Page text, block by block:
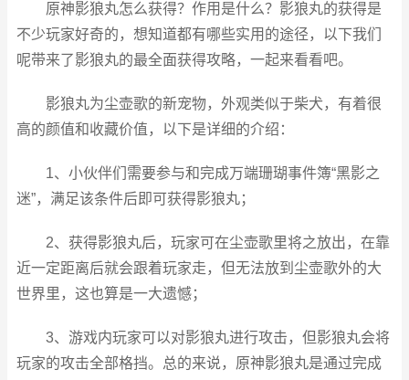
原神影狼丸怎么获得？作用是什么？影狼丸的获得是
不少玩家好奇的，想知道都有哪些实用的途径，以下我们
呢带来了影狼丸的最全面获得攻略，一起来看看吧。
影狼丸为尘壶歌的新宠物，外观类似于柴犬，有着很
高的颜值和收藏价值，以下是详细的介绍：
1、小伙伴们需要参与和完成万端珊瑚事件簿“黑影之
迷”，满足该条件后即可获得影狼丸；
2、获得影狼丸后，玩家可在尘壶歌里将之放出，在靠
近一定距离后就会跟着玩家走，但无法放到尘壶歌外的大
世界里，这也算是一大遗憾；
3、游戏内玩家可以对影狼丸进行攻击，但影狼丸会将
玩家的攻击全部格挡。总的来说，原神影狼丸是通过完成